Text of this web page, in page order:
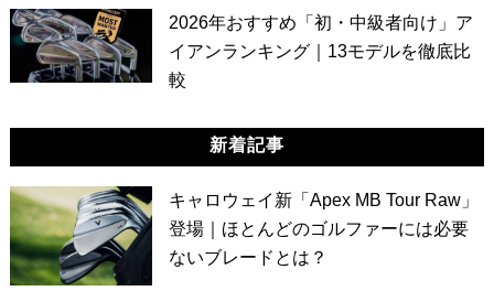
2026年おすすめ「初・中級者向け」ア
イアンランキング｜13モデルを徹底比
較
新着記事
キャロウェイ新「Apex MB Tour Raw」
登場｜ほとんどのゴルファーには必要
ないブレードとは？